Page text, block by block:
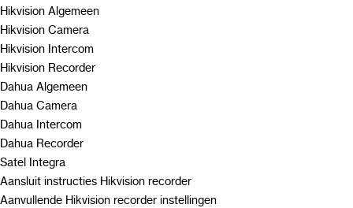
Hikvision Algemeen
Hikvision Camera
Hikvision Intercom
Hikvision Recorder
Dahua Algemeen
Dahua Camera
Dahua Intercom
Dahua Recorder
Satel Integra
Aansluit instructies Hikvision recorder
Aanvullende Hikvision recorder instellingen